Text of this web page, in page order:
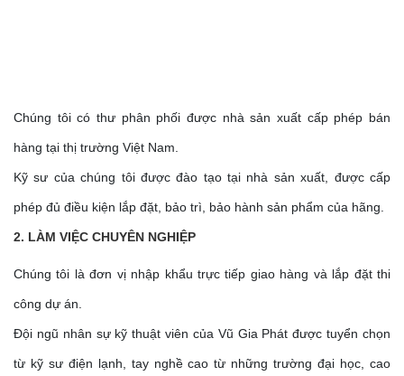
Chúng tôi có thư phân phối được nhà sản xuất cấp phép bán
hàng tại thị trường Việt Nam.
Kỹ sư của chúng tôi được đào tạo tại nhà sản xuất, được cấp
phép đủ điều kiện lắp đặt, bảo trì, bảo hành sản phẩm của hãng.
2. LÀM VIỆC CHUYÊN NGHIỆP
Chúng tôi là đơn vị nhập khẩu trực tiếp giao hàng và lắp đặt thi
công dự án.
Đội ngũ nhân sự kỹ thuật viên của Vũ Gia Phát được tuyển chọn
từ kỹ sư điện lạnh, tay nghề cao từ những trường đại học, cao